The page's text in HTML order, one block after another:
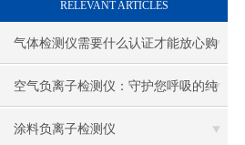
RELEVANT ARTICLES
气体检测仪需要什么认证才能放心购
买？
空气负离子检测仪：守护您呼吸的纯
净之源
涂料负离子检测仪